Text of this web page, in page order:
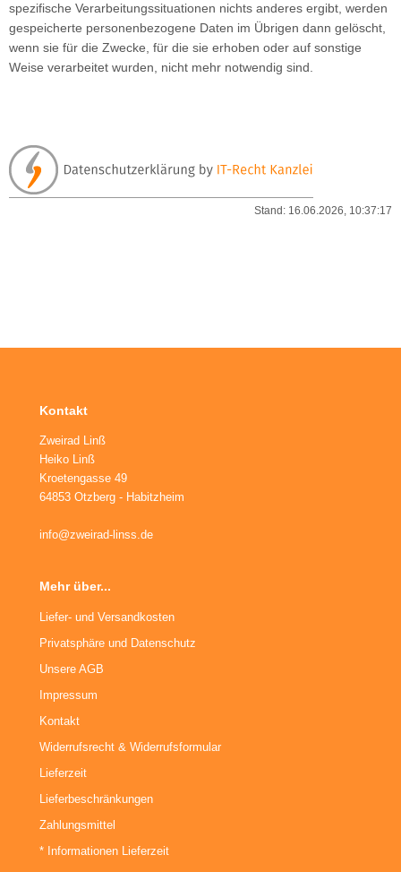
spezifische Verarbeitungssituationen nichts anderes ergibt, werden
gespeicherte personenbezogene Daten im Übrigen dann gelöscht,
wenn sie für die Zwecke, für die sie erhoben oder auf sonstige
Weise verarbeitet wurden, nicht mehr notwendig sind.
Stand: 16.06.2026, 10:37:17
Kontakt
Zweirad Linß
Heiko Linß
Kroetengasse 49
64853 Otzberg - Habitzheim
info@zweirad-linss.de
Mehr über...
Liefer- und Versandkosten
Privatsphäre und Datenschutz
Unsere AGB
Impressum
Kontakt
Widerrufsrecht & Widerrufsformular
Lieferzeit
Lieferbeschränkungen
Zahlungsmittel
* Informationen Lieferzeit